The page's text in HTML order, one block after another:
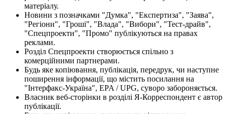
матеріалу.
Новини з позначками "Думка", "Експертиза", "Заява",
"Регіони", "Гроші", "Влада", "Вибори", "Тест-драйв",
"Спецпроекти", "Промо" публікуються на правах
реклами.
Розділ Спецпроекти створюється спільно з
комерційними партнерами.
Будь яке копіювання, публікація, передрук, чи наступне
поширення інформації, що містить посилання на
"Інтерфакс-Україна", EPA / UPG, суворо забороняється.
Власник веб-сторінки в розділі Я-Корреспондент є автор
публікації.